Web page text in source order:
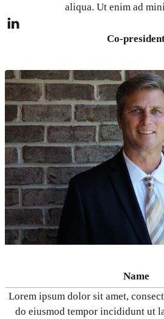
aliqua. Ut enim ad
Co-
Name
Lorem ipsum dolor sit amet,
do eiusmod tempor incididunt ut